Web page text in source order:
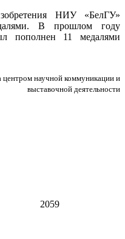
НИУ «БелГУ»
В прошлом году
пополнен 11 медалями
научной коммуникации и
выставочной деятельности
2059